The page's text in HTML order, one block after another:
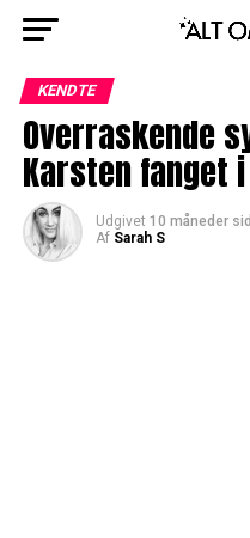
KENDTE
Overraskende
Karsten fanget
Udgivet 10 måneder
Af Sarah S